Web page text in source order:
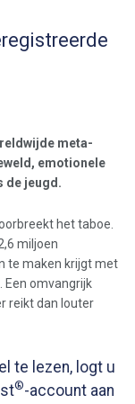
meta-
emotionele
de jeugd.
het taboe.
miljoen
te maken krijgt met
Een omvangrijk
reikt dan louter
te lezen, logt u
®-account aan